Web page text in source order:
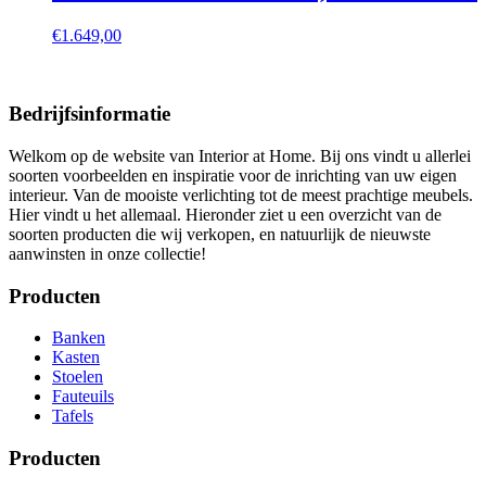
€1.649,00
Bedrijfsinformatie
Welkom op de website van Interior at Home. Bij ons vindt u allerlei
soorten voorbeelden en inspiratie voor de inrichting van uw eigen
interieur. Van de mooiste verlichting tot de meest prachtige meubels.
Hier vindt u het allemaal. Hieronder ziet u een overzicht van de
soorten producten die wij verkopen, en natuurlijk de nieuwste
aanwinsten in onze collectie!
Producten
Banken
Kasten
Stoelen
Fauteuils
Tafels
Producten